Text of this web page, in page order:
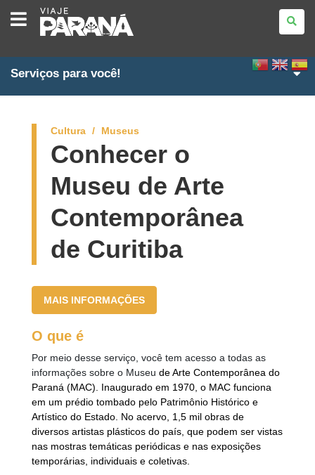
VIAJE
PARANÁ
Serviços para você!
Cultura Museus
Conhecer o
Museu de Arte
Contemporânea
de Curitiba
MAIS INFORMAÇÕES
O que é
Por meio desse serviço, você tem acesso a todas as
informações sobre o Museu de Arte Contemporânea do
Paraná (MAC). Inaugurado em 1970, o MAC funciona
em um prédio tombado pelo Patrimônio Histórico e
Artístico do Estado. No acervo, 1,5 mil obras de
diversos artistas plásticos do país, que podem ser vistas
nas mostras temáticas periódicas e nas exposições
temporárias, individuais e coletivas.